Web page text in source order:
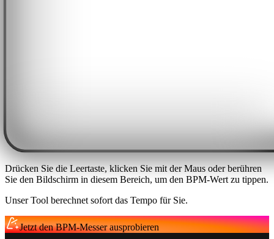
Drücken Sie die Leertaste, klicken Sie mit der Maus oder berühren
Sie den Bildschirm in diesem Bereich, um den BPM-Wert zu tippen.
Unser Tool berechnet sofort das Tempo für Sie.
Jetzt den BPM-Messer ausprobieren